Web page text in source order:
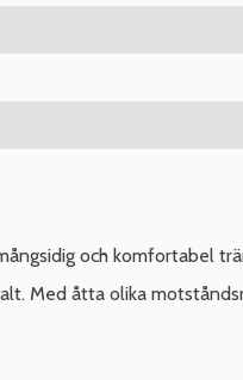
och komfortabel
Med åtta olika